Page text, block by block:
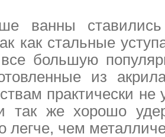
ванны ставились
как стальные
большую
из
практически не
так же хорошо
легче, чем